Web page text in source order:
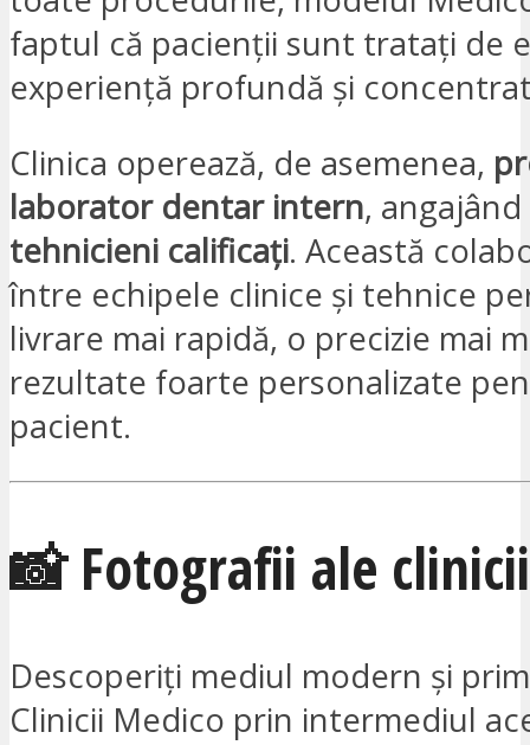
faptul că pacienții sunt tratați de
experiență profundă și
Clinica operează, de asemenea,
laborator dentar intern, angajând
tehnicieni calificați. Această
între echipele clinice și tehnice
livrare mai rapidă, o precizie mai
rezultate foarte personalizate
pacient.
📸 Fotografii ale clinicii
Descoperiți mediul modern și
Clinicii Medico prin intermediul